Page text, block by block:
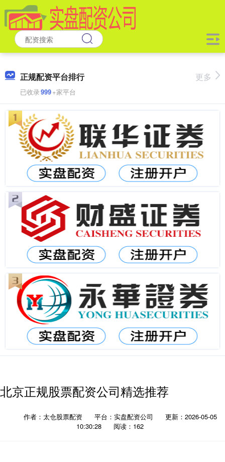
正规配资平台排行
已收录999+家平台
更多
北京正规股票配资公司精选推荐
作者：太仓股票配资 平台：实盘配资公司
更新：2026-05-05
10:30:28
阅读：162